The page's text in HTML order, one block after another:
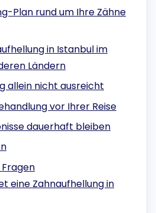
Plan rund um Ihre Zähne
in Istanbul im
Ländern
allein nicht ausreicht
vor Ihrer Reise
dauerhaft bleiben
eine Zahnaufhellung in